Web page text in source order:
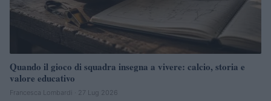
Quando il gioco di squadra insegna a vivere: calcio, storia e
valore educativo
Francesca Lombardi · 27 Lug 2026